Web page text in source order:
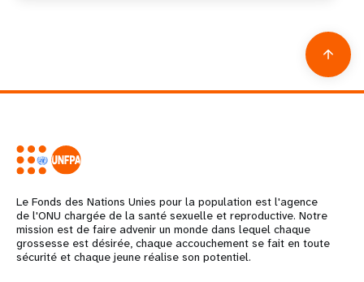
Le Fonds des Nations Unies pour la population est l'agence
de l'ONU chargée de la santé sexuelle et reproductive. Notre
mission est de faire advenir un monde dans lequel chaque
grossesse est désirée, chaque accouchement se fait en toute
sécurité et chaque jeune réalise son potentiel.